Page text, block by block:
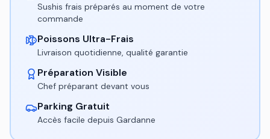
Sushis frais préparés au moment de votre
commande
Poissons Ultra-Frais
Livraison quotidienne, qualité garantie
Préparation Visible
Chef préparant devant vous
Parking Gratuit
Accès facile depuis Gardanne